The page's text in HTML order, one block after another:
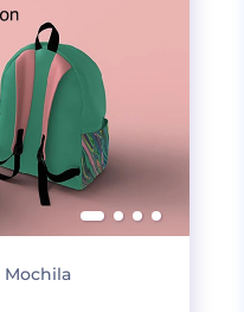
Mochila